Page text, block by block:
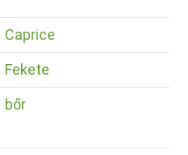
Caprice
Fekete
bőr